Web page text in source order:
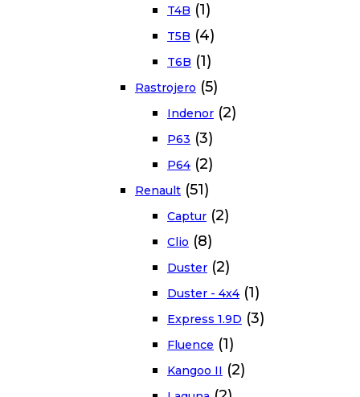
T4B (1)
T5B (4)
T6B (1)
Rastrojero (5)
Indenor (2)
P63 (3)
P64 (2)
Renault (51)
Captur (2)
Clio (8)
Duster (2)
Duster - 4x4 (1)
Express 1.9D (3)
Fluence (1)
Kangoo II (2)